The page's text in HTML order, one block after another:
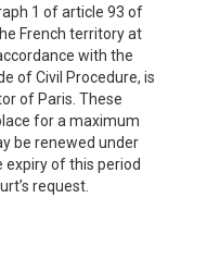
1 of article 93 of
French territory at
with the
of Civil Procedure, is
of Paris. These
for a maximum
be renewed under
of this period
request.